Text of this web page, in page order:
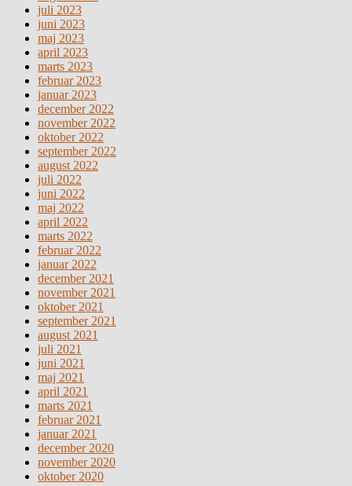
juli 2023
juni 2023
maj 2023
april 2023
marts 2023
februar 2023
januar 2023
december 2022
november 2022
oktober 2022
september 2022
august 2022
juli 2022
juni 2022
maj 2022
april 2022
marts 2022
februar 2022
januar 2022
december 2021
november 2021
oktober 2021
september 2021
august 2021
juli 2021
juni 2021
maj 2021
april 2021
marts 2021
februar 2021
januar 2021
december 2020
november 2020
oktober 2020